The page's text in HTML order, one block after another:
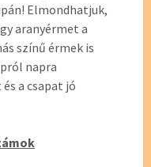
Elmondhatjuk,
aranyérmet a
színű érmek is
napra
a csapat jó